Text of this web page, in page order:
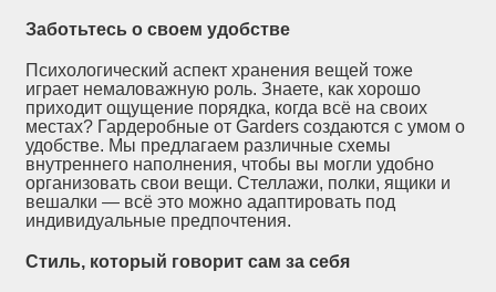
Заботьтесь о своем удобстве
Психологический аспект хранения вещей тоже
играет немаловажную роль. Знаете, как хорошо
приходит ощущение порядка, когда всё на своих
местах? Гардеробные от Garders создаются с умом о
удобстве. Мы предлагаем различные схемы
внутреннего наполнения, чтобы вы могли удобно
организовать свои вещи. Стеллажи, полки, ящики и
вешалки — всё это можно адаптировать под
индивидуальные предпочтения.
Стиль, который говорит сам за себя